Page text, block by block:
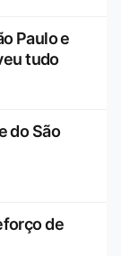
Paulo e
tudo
do São
de